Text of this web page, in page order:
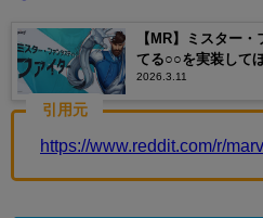
【MR】ミスター
てる○○を実装して
2026.3.11
引用元
https://www.reddit.com/r/